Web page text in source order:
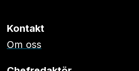
Kontakt
Om oss